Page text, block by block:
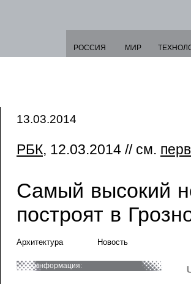
РОССИЯ МИР
13.03.2014
РБК, 12.03.2014 // см.
Самый высокий
построят в
Архитектура Новость
информация: